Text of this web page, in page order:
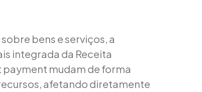
bens e serviços, a
integrada da Receita
mudam de forma
afetando diretamente